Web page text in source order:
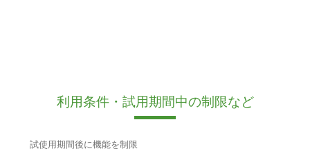
利用条件・試用期間中の制限など
試使用期間後に機能を制限